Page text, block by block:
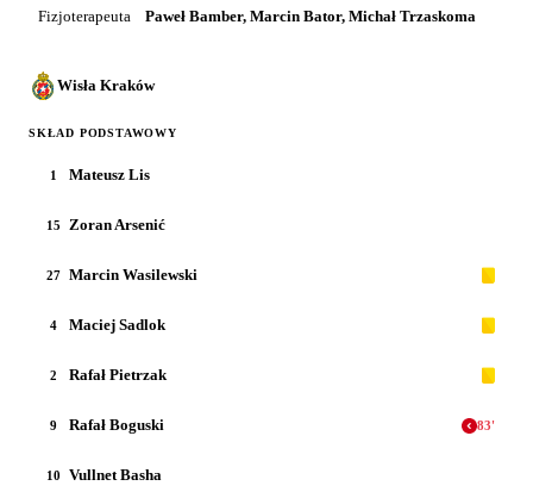
Fizjoterapeuta Paweł Bamber, Marcin Bator, Michał Trzaskoma
Wisła Kraków
SKŁAD PODSTAWOWY
1 Mateusz Lis
15 Zoran Arsenić
27 Marcin Wasilewski
4 Maciej Sadlok
2 Rafał Pietrzak
9 Rafał Boguski 83'
10 Vullnet Basha